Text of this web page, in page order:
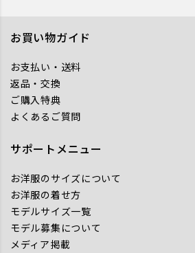
お買い物ガイド
お支払い・送料
返品・交換
ご購入特典
よくあるご質問
サポートメニュー
お洋服のサイズについて
お洋服の着せ方
モデルサイズ一覧
モデル募集について
メディア掲載